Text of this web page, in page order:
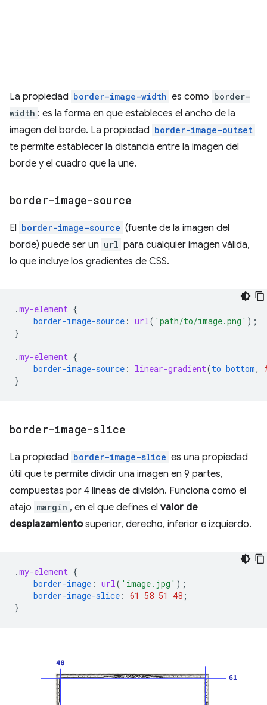
La propiedad border-image-width es como border-
width : es la forma en que estableces el ancho de la
imagen del borde. La propiedad border-image-outset
te permite establecer la distancia entre la imagen del
borde y el cuadro que la une.
border-image-source
El border-image-source (fuente de la imagen del
borde) puede ser un url para cualquier imagen válida,
lo que incluye los gradientes de CSS.
.my-element {
border-image-source : url( 'path/to/image.png' );
}
.my-element {
border-image-source : linear-gradient(to bottom,
}
border-image-slice
La propiedad border-image-slice es una propiedad
útil que te permite dividir una imagen en 9 partes,
compuestas por 4 líneas de división. Funciona como el
atajo margin , en el que defines el valor de
desplazamientosuperior, derecho, inferior e izquierdo.
.my-element {
border-image : url( 'image.jpg' );
border-image-slice : 61 58 51 48 ;
}